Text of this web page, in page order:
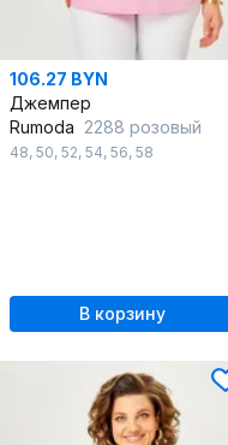
106.27 BYN
Джемпер
Rumoda 2288 розовый
48, 50, 52, 54, 56, 58
В корзину